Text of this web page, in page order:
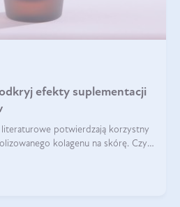
efekty suplementacji
literaturowe potwierdzają korzystny
kolagenu na skórę. Czy